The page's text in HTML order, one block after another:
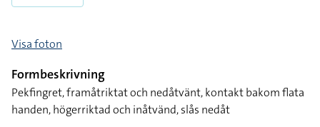
Visa foton
Formbeskrivning
Pekfingret, framåtriktat och nedåtvänt, kontakt bakom flata
handen, högerriktad och inåtvänd, slås nedåt